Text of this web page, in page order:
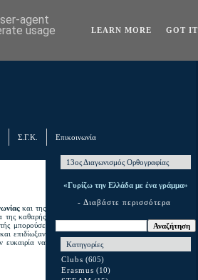
Σ.Γ.Κ. Επικοινωνία
και της
της καθαρής
μπορούσε
επιδίωξαν
ευκαιρία να
13ος Διαγωνισμός Ορθογραφίας
«Γυρίζω την Ελλάδα με ένα γράμμα»
- Διαβάστε περισσότερα
Κατηγορίες
Clubs (605)
Erasmus (10)
agent
usage LEARN MORE GOT IT